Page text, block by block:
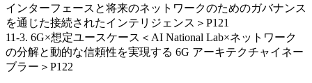
インターフェースと将来のネットワークのためのガバナンス
を通じた接続されたインテリジェンス＞P121
11-3. 6G×想定ユースケース＜AI National Lab×ネットワーク
の分解と動的な信頼性を実現する 6G アーキテクチャイネー
ブラー＞P122